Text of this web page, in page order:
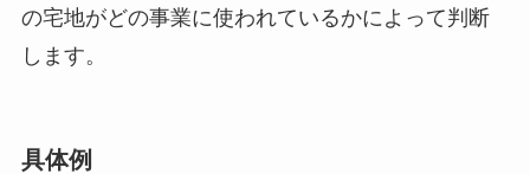
の宅地がどの事業に使われているかによって判断
します。
具体例